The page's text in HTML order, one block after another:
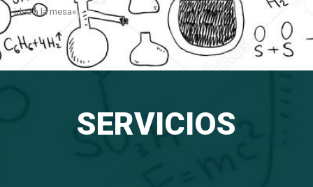
idea a la mesa».
SERVICIOS